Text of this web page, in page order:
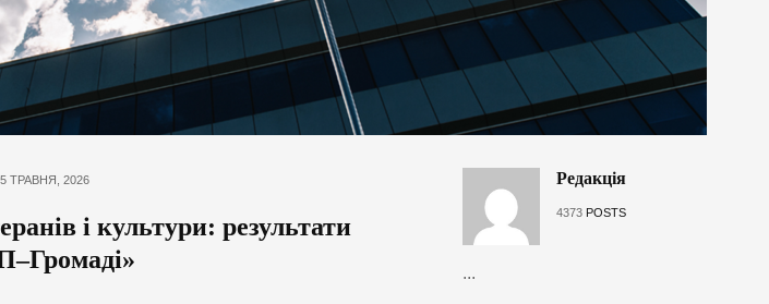
5 ТРАВНЯ, 2026
і культури: результати
Редакція
4373 POSTS
...